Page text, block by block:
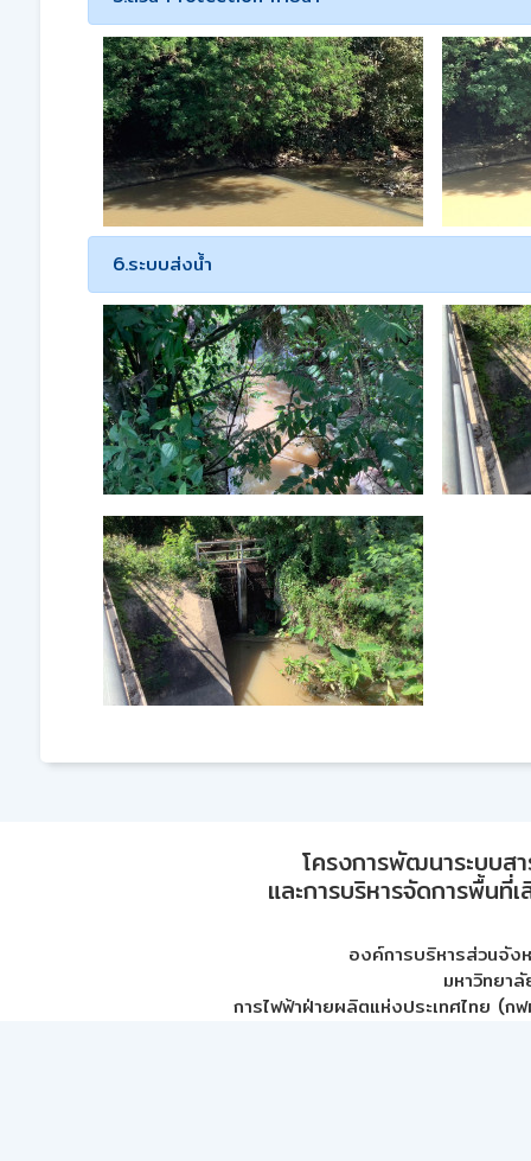
6.ระบบส่งน้ำ
โครงการพัฒนาระบบส
และการบริหารจัดการพื้นที่
องค์การบริหารส่วนจัง
มหาวิทยา
การไฟฟ้าฝ่ายผลิตแห่งประเทศไทย (กฟ